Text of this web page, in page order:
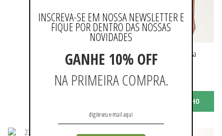
Camisa Casual Manga Longa Lisa
R$ 459,90
ou 4x de R$ 114,97 sem juros
ADICIONAR AO CARRINHO
INSCREVA-SE EM NOSSA NEWSLETTER E
FIQUE POR DENTRO DAS NOSSAS
NOVIDADES
GANHE 10% OFF
NA PRIMEIRA COMPRA.